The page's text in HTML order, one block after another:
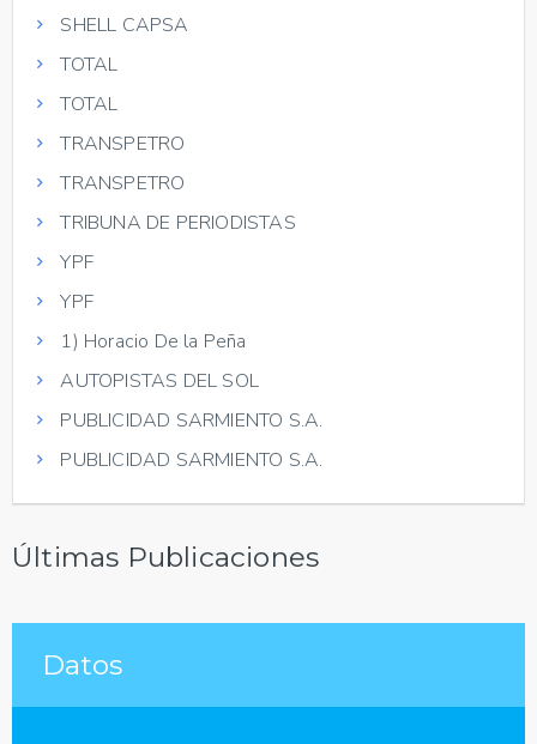
SHELL CAPSA
TOTAL
TOTAL
TRANSPETRO
TRANSPETRO
TRIBUNA DE PERIODISTAS
YPF
YPF
1) Horacio De la Peña
AUTOPISTAS DEL SOL
PUBLICIDAD SARMIENTO S.A.
PUBLICIDAD SARMIENTO S.A.
Últimas Publicaciones
Datos